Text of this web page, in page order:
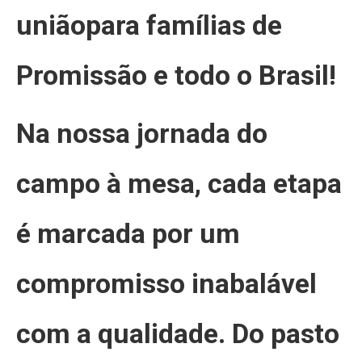
uniãopara famílias de
Promissão e todo o Brasil!
Na nossa jornada do
campo à mesa, cada etapa
é marcada por um
compromisso inabalável
com a qualidade. Do pasto